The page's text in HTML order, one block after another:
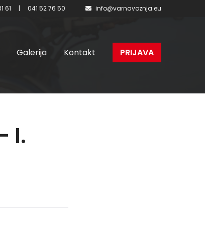
61 | 041 52 76 50 info@varnavoznja.eu
Galerija Kontakt PRIJAVA
I.